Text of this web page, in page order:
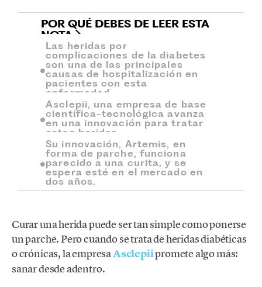
POR QUÉ DEBES DE LEER ESTA
NOTA
Las heridas por
complicaciones de la diabetes
son una de las principales
causas de hospitalización en
pacientes con esta
enfermedad.
Asclepii, una empresa de base
científica-tecnológica avanza
en una innovación para tratar
estas heridas.
Su innovación, Artemis, en
forma de parche, funciona
parecido a una curita, y se
espera esté en el mercado en
dos años.
Curar una herida puede ser tan simple como ponerse
un parche. Pero cuando se trata de heridas diabéticas
o crónicas, la empresaAsclepiipromete algo más:
sanar desde adentro.